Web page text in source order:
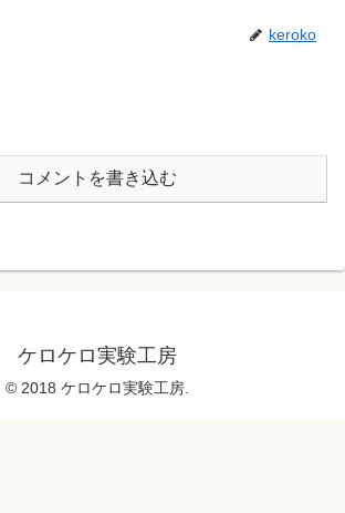
keroko
コメントを書き込む
ケロケロ実験工房
© 2018 ケロケロ実験工房.